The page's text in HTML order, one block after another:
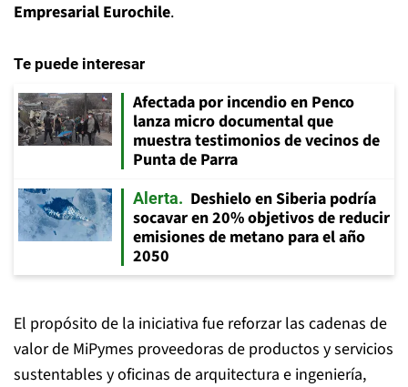
Empresarial Eurochile.
Te puede interesar
Afectada por incendio en Penco
lanza micro documental que
muestra testimonios de vecinos de
Punta de Parra
Alerta
Deshielo en Siberia podría
socavar en 20% objetivos de reducir
emisiones de metano para el año
2050
El propósito de la iniciativa fue reforzar las cadenas de
valor de MiPymes proveedoras de productos y servicios
sustentables y oficinas de arquitectura e ingeniería,